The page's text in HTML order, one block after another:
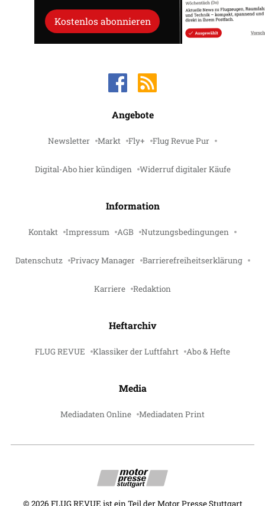
Kostenlos abonnieren
Angebote
Newsletter Markt Fly+ Flug Revue Pur
Digital-Abo hier kündigen Widerruf digitaler Käufe
Information
Kontakt Impressum AGB Nutzungsbedingungen
Datenschutz Privacy Manager Barrierefreiheitserklärung
Karriere Redaktion
Heftarchiv
FLUG REVUE Klassiker der Luftfahrt Abo & Hefte
Media
Mediadaten Online Mediadaten Print